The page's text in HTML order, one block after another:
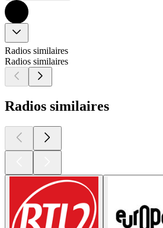
Radios similaires
Radios similaires
Radios similaires